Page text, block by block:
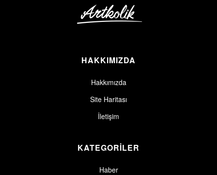
HAKKIMIZDA
Hakkımızda
Site Haritası
İletişim
KATEGORİLER
Haber